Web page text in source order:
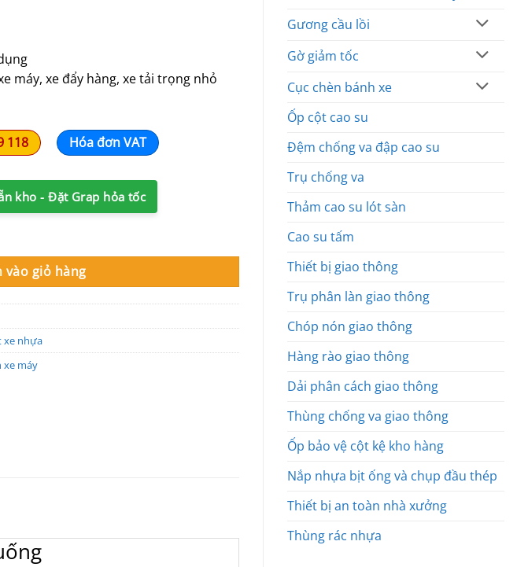
Gương cầu lồi
Gờ giảm tốc
Cục chèn bánh xe
Ốp cột cao su
Đệm chống va đập cao su
Trụ chống va
Thảm cao su lót sàn
Cao su tấm
Thiết bị giao thông
Trụ phân làn giao thông
Chóp nón giao thông
Hàng rào giao thông
Dải phân cách giao thông
Thùng chống va giao thông
Ốp bảo vệ cột kệ kho hàng
Nắp nhựa bịt ống và chụp đầu thép
Thiết bị an toàn nhà xưởng
Thùng rác nhựa
máy, xe đẩy hàng, xe tải trọng nhỏ
118 Hóa đơn VAT
kho - Đặt Grap hỏa tốc
vàng xe lên xuống số lượng
vào giỏ hàng
xe nhựa
xe máy